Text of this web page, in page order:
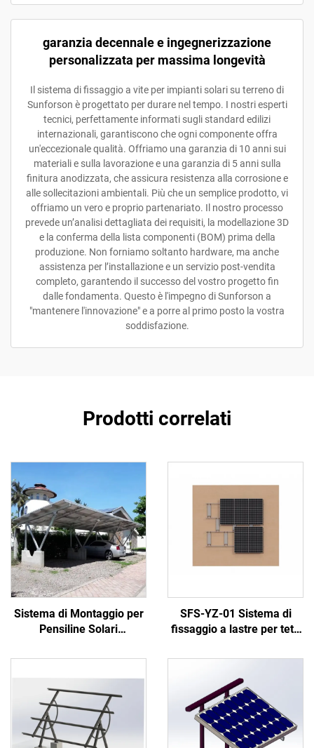
garanzia decennale e ingegnerizzazione
personalizzata per massima longevità
Il sistema di fissaggio a vite per impianti solari su terreno di
Sunforson è progettato per durare nel tempo. I nostri esperti
tecnici, perfettamente informati sugli standard edilizi
internazionali, garantiscono che ogni componente offra
un'eccezionale qualità. Offriamo una garanzia di 10 anni sui
materiali e sulla lavorazione e una garanzia di 5 anni sulla
finitura anodizzata, che assicura resistenza alla corrosione e
alle sollecitazioni ambientali. Più che un semplice prodotto, vi
offriamo un vero e proprio partenariato. Il nostro processo
prevede un’analisi dettagliata dei requisiti, la modellazione 3D
e la conferma della lista componenti (BOM) prima della
produzione. Non forniamo soltanto hardware, ma anche
assistenza per l’installazione e un servizio post-vendita
completo, garantendo il successo del vostro progetto fin
dalle fondamenta. Questo è l'impegno di Sunforson a
"mantenere l'innovazione" e a porre al primo posto la vostra
soddisfazione.
Prodotti correlati
Sistema di Montaggio per
Pensiline Solari
Pensilina Solare con
Pannelli Solari, Sistema di
Montaggio 10kw 20kw
30kw 40kw
SFS-YZ-01 Sistema di
fissaggio a lastre per tetti